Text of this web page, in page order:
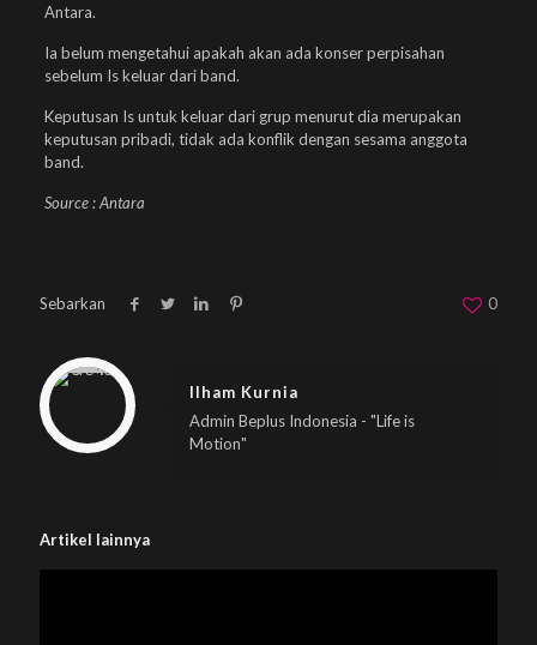
Antara.
Ia belum mengetahui apakah akan ada konser perpisahan
sebelum Is keluar dari band.
Keputusan Is untuk keluar dari grup menurut dia merupakan
keputusan pribadi, tidak ada konflik dengan sesama anggota
band.
Source : Antara
Sebarkan 0
Warning
: Trying to access array offset on null in
/home/u833233641/domains/beplus.id/public_html/wp-content/themes/betheme/includes/content-single.php
on line
286
Ilham Kurnia
Admin Beplus Indonesia - "Life is
Motion"
Artikel lainnya